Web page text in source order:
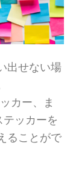
出せない場
カー、ま
ッカーを
ることがで